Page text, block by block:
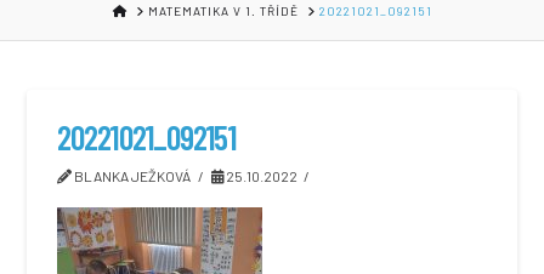
HOMEMATEMATIKA V 1. TŘÍDĚ 20221021_092151
20221021_092151
BLANKA JEŽKOVÁ 25.10.2022